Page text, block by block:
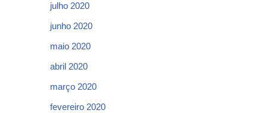
julho 2020
junho 2020
maio 2020
abril 2020
março 2020
fevereiro 2020